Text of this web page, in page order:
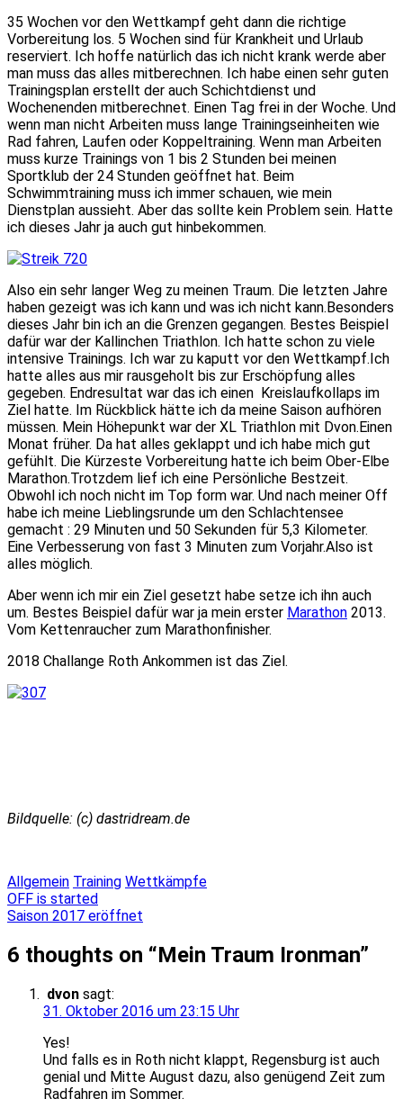
35 Wochen vor den Wettkampf geht dann die richtige
Vorbereitung los. 5 Wochen sind für Krankheit und Urlaub
reserviert. Ich hoffe natürlich das ich nicht krank werde aber
man muss das alles mitberechnen. Ich habe einen sehr guten
Trainingsplan erstellt der auch Schichtdienst und
Wochenenden mitberechnet. Einen Tag frei in der Woche. Und
wenn man nicht Arbeiten muss lange Trainingseinheiten wie
Rad fahren, Laufen oder Koppeltraining. Wenn man Arbeiten
muss kurze Trainings von 1 bis 2 Stunden bei meinen
Sportklub der 24 Stunden geöffnet hat. Beim
Schwimmtraining muss ich immer schauen, wie mein
Dienstplan aussieht. Aber das sollte kein Problem sein. Hatte
ich dieses Jahr ja auch gut hinbekommen.
Also ein sehr langer Weg zu meinen Traum. Die letzten Jahre
haben gezeigt was ich kann und was ich nicht kann.Besonders
dieses Jahr bin ich an die Grenzen gegangen. Bestes Beispiel
dafür war der Kallinchen Triathlon. Ich hatte schon zu viele
intensive Trainings. Ich war zu kaputt vor den Wettkampf.Ich
hatte alles aus mir rausgeholt bis zur Erschöpfung alles
gegeben. Endresultat war das ich einen Kreislaufkollaps im
Ziel hatte. Im Rückblick hätte ich da meine Saison aufhören
müssen. Mein Höhepunkt war der XL Triathlon mit Dvon.Einen
Monat früher. Da hat alles geklappt und ich habe mich gut
gefühlt. Die Kürzeste Vorbereitung hatte ich beim Ober-Elbe
Marathon.Trotzdem lief ich eine Persönliche Bestzeit.
Obwohl ich noch nicht im Top form war. Und nach meiner Off
habe ich meine Lieblingsrunde um den Schlachtensee
gemacht : 29 Minuten und 50 Sekunden für 5,3 Kilometer.
Eine Verbesserung von fast 3 Minuten zum Vorjahr.Also ist
alles möglich.
Aber wenn ich mir ein Ziel gesetzt habe setze ich ihn auch
um. Bestes Beispiel dafür war ja mein erster Marathon 2013.
Vom Kettenraucher zum Marathonfinisher.
2018 Challange Roth Ankommen ist das Ziel.
Bildquelle: (c) dastridream.de
Allgemein Training Wettkämpfe
Beitragsnavigation
OFF is started
Saison 2017 eröffnet
6 thoughts on “Mein Traum Ironman”
dvon sagt:
31. Oktober 2016 um 23:15 Uhr
Yes!
Und falls es in Roth nicht klappt, Regensburg ist auch
genial und Mitte August dazu, also genügend Zeit zum
Radfahren im Sommer.